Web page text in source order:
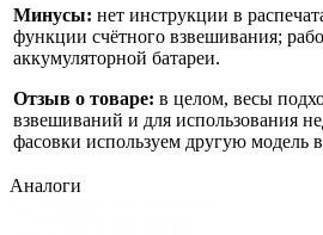
Минусы: нет инструкции в
функции счётного взвешивания;
аккумуляторной батареи.
Отзыв о товаре: в целом, весы
взвешиваний и для использования
фасовки используем другую модель
Аналоги